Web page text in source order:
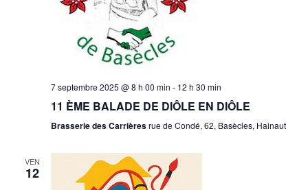
7 septembre 2025 @ 8 h 00 min - 12 h 30 min
11 ÈME BALADE DE DIÔLE EN DIÔLE
Brasserie des Carrièresrue de Condé, 62, Basècles, Hainaut
VEN
12